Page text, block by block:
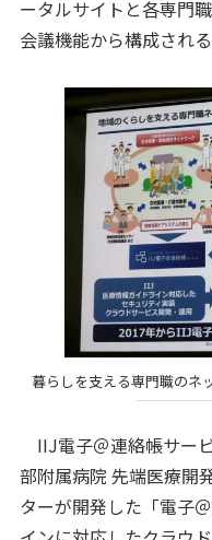
ータルサイトと各専門
会議機能から構成される
暮らしを支える専門職のネ
IIJ電子＠連絡帳サー
部附属病院 先端医療開
ターが開発した「電子